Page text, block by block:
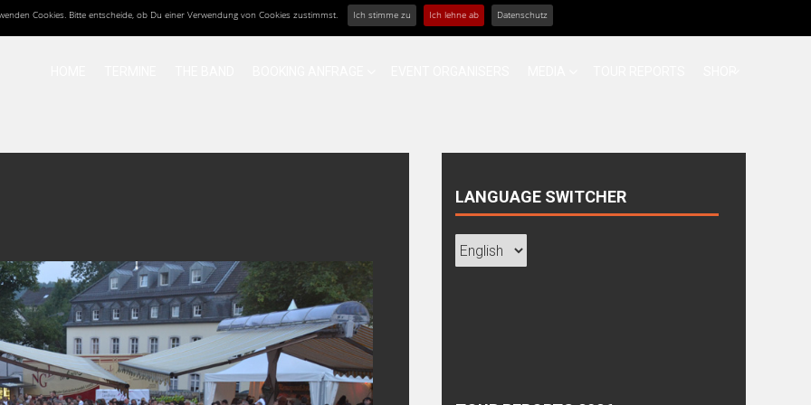
Cookies. Bitte entscheide, ob Du einer Verwendung von Cookies zustimmst. Ich stimme zu Ich lehne ab Datenschutz
LANGUAGE SWITCHER